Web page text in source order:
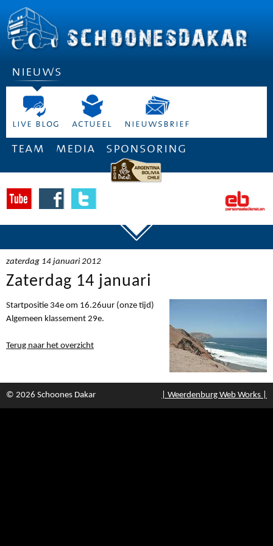
nieuws
live blog actueel nieuwsbrief
team media sponsoring
zaterdag 14 januari 2012
Zaterdag 14 januari
Startpositie 34e om 16.26uur (onze tijd)
Algemeen klassement 29e.
Terug naar het overzicht
© 2026 Schoones Dakar | Weerdenburg Web Works |